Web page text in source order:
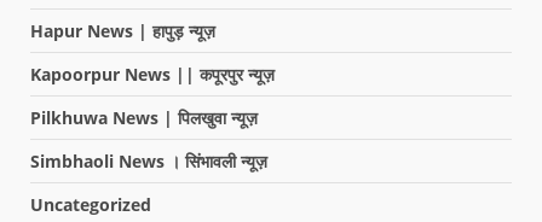
Hapur News | हापुड़ न्यूज़
Kapoorpur News || कपूरपुर न्यूज़
Pilkhuwa News | पिलखुवा न्यूज़
Simbhaoli News । सिंभावली न्यूज़
Uncategorized